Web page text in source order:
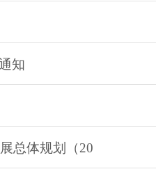
知
总体规划（20